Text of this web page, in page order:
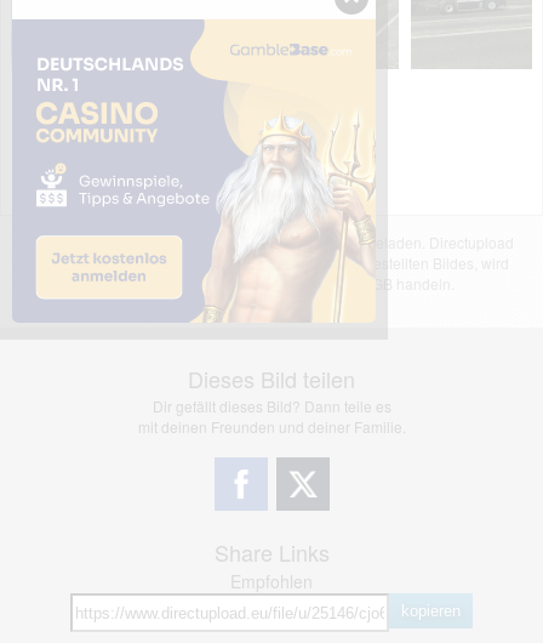
Das dargestellte Bild wurde von einem Nutzer hochgeladen. Directupload
übernimmt keinerlei Haftung für den Inhalt des dargestellten Bildes, wird
jedoch bei Verstößen nach §2(3) unserer AGB handeln.
Dieses Bild teilen
Dir gefällt dieses Bild? Dann teile es
mit deinen Freunden und deiner Familie.
Share Links
Empfohlen
kopieren